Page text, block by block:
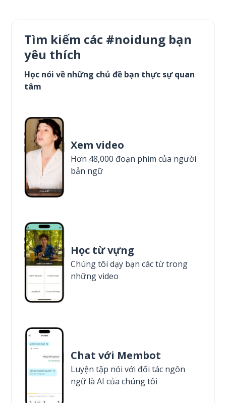
Tìm kiếm các #noidung bạn
yêu thích
Học nói về những chủ đề bạn thực sự quan
tâm
Xem video
Hơn 48,000 đoạn phim của người
bản ngữ
Học từ vựng
Chúng tôi dạy bạn các từ trong
những video
Chat với Membot
Luyện tập nói với đối tác ngôn
ngữ là AI của chúng tôi